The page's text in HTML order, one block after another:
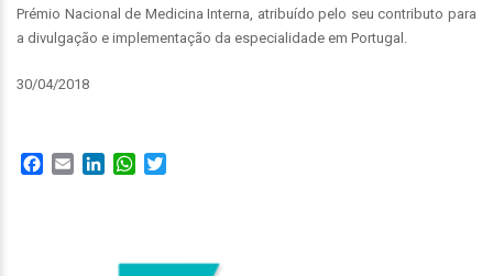
Prémio Nacional de Medicina Interna, atribuído pelo seu contributo para
a divulgação e implementação da especialidade em Portugal.
30/04/2018
Facebook
Email LinkedInWhatsApp